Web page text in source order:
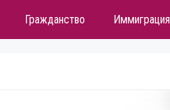
Гражданство Иммиграция